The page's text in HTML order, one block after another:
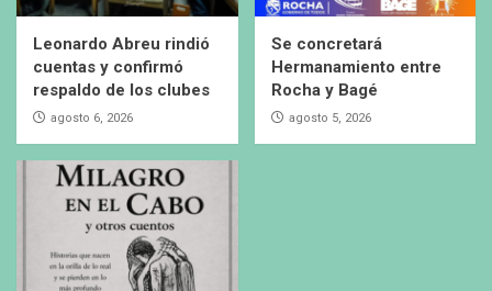
Leonardo Abreu rindió
cuentas y confirmó
respaldo de los clubes
agosto 6, 2026
Se concretará
Hermanamiento entre
Rocha y Bagé
agosto 5, 2026